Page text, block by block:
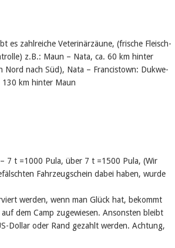
es zahlreiche Veterinärzäune, (frische Fleisch-
z.B.: Maun – Nata, ca. 60 km hinter
nach Süd), Nata – Francistown: Dukwe-
130 km hinter Maun
7 t =1000 Pula, über 7 t =1500 Pula, (Wir
Fahrzeugschein dabei haben, wurde
werden, wenn man Glück hat, bekommt
dem Camp zugewiesen. Ansonsten bleibt
Dollar oder Rand gezahlt werden. Achtung,